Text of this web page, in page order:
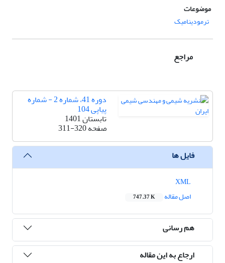
موضوعات
ترمودینامیک
مراجع
دوره 41، شماره 2 - شماره
پیاپی 104
تابستان 1401
صفحه311-320
فایل ها
اصل مقاله
747.37 K
هم رسانی
ارجاع به این مقاله